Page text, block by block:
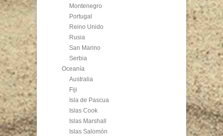
Montenegro
Portugal
Reino Unido
Rusia
San Marino
Serbia
Oceanía
Australia
Fiji
Isla de Pascua
Islas Cook
Islas Marshall
Islas Salomón